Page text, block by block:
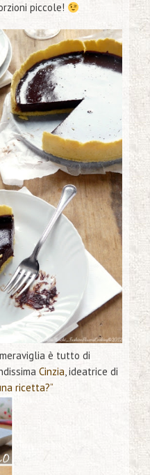
piccole!
è tutto di
Cinzia, ideatrice di
ricetta?”